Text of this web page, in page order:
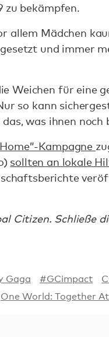
zu bekämpfen.
allem Mädchen
und immer
Weichen für eine
so kann
was ihnen
Kampagne
sollten an lokale
Citizen. Schließe
Gaga #GCimpact
One World: Together